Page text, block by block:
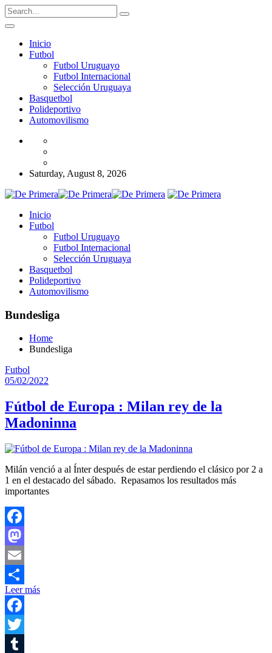
Inicio
Futbol
Futbol Uruguayo
Futbol Internacional
Selección Uruguaya
Basquetbol
Polideportivo
Automovilismo
Saturday, August 8, 2026
Inicio
Futbol
Futbol Uruguayo
Futbol Internacional
Selección Uruguaya
Basquetbol
Polideportivo
Automovilismo
Bundesliga
Home
Bundesliga
Futbol
05/02/2022
Fútbol de Europa : Milan rey de la
Madoninna
Milán venció a al Ínter después de estar perdiendo el clásico por 2 a
1 en el destacado del sábado. Repasamos los resultados más
importantes
Facebook
Mastodon
Email
Compartir
Leer más
Facebook
Twitter